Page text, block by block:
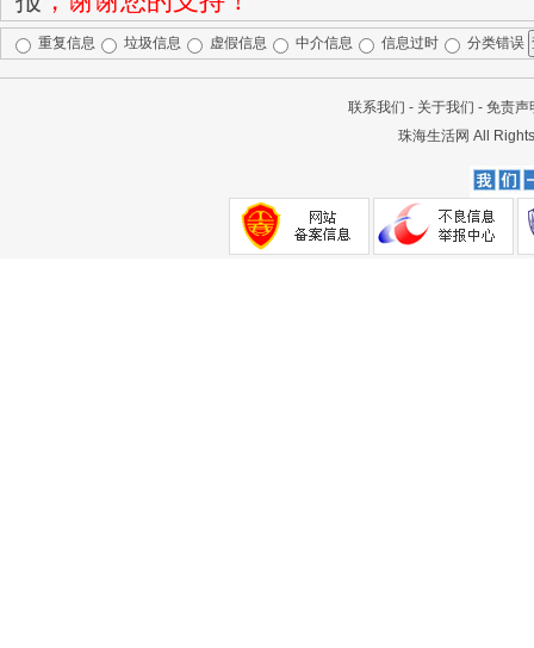
重复信息 垃圾信息 虚假信息 中介信息 信息过时 分类错误
联系我们 - 关于我们 - 免责声
珠海生活网 All